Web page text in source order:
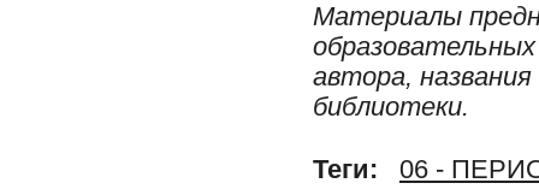
Материалы
автора,
библиотеки.
Теги:
06 -